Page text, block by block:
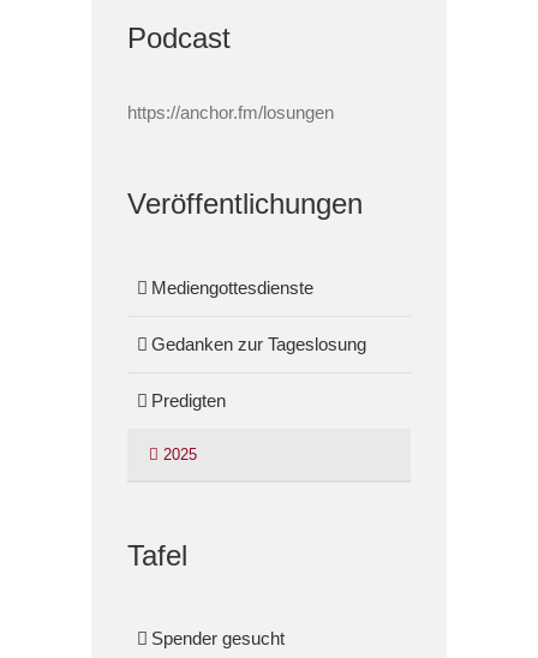
Podcast
https://anchor.fm/losungen
Veröffentlichungen
Mediengottesdienste
Gedanken zur Tageslosung
Predigten
2025
Tafel
Spender gesucht